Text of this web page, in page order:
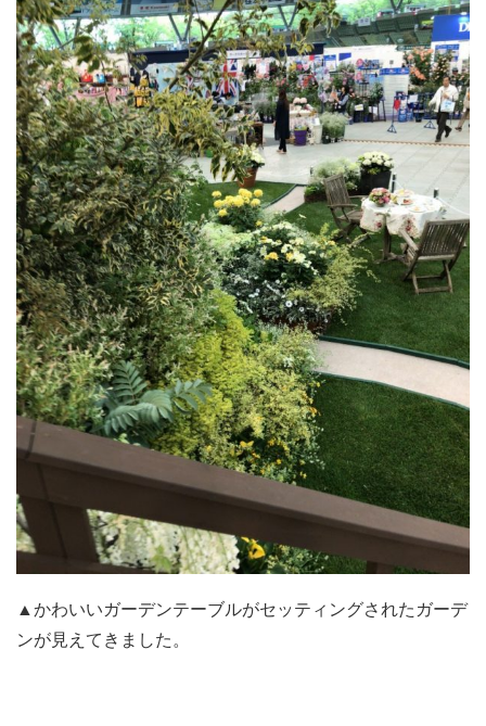
▲かわいいガーデンテーブルがセッティングされたガーデ
ンが見えてきました。